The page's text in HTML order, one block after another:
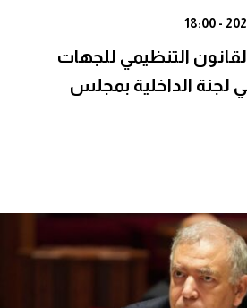
التنظيمي للجهات
لجنة الداخلية بمجلس